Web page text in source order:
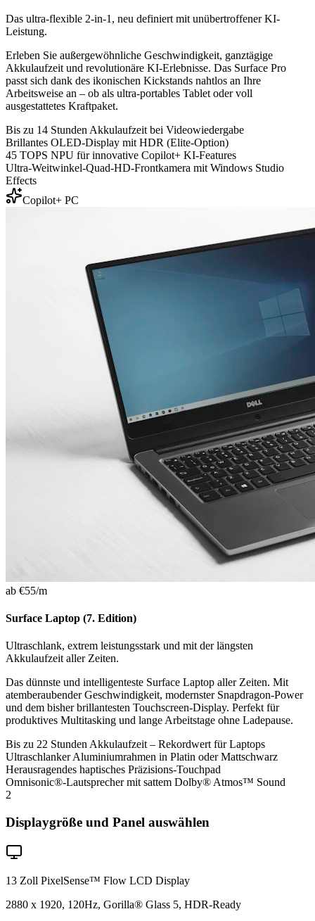
Das ultra-flexible 2-in-1, neu definiert mit unübertroffener KI-
Leistung.
Erleben Sie außergewöhnliche Geschwindigkeit, ganztägige
Akkulaufzeit und revolutionäre KI-Erlebnisse. Das Surface Pro
passt sich dank des ikonischen Kickstands nahtlos an Ihre
Arbeitsweise an – ob als ultra-portables Tablet oder voll
ausgestattetes Kraftpaket.
Bis zu 14 Stunden Akkulaufzeit bei Videowiedergabe
Brillantes OLED-Display mit HDR (Elite-Option)
45 TOPS NPU für innovative Copilot+ KI-Features
Ultra-Weitwinkel-Quad-HD-Frontkamera mit Windows Studio
Effects
Copilot+ PC
ab €55/m
Surface Laptop (7. Edition)
Ultraschlank, extrem leistungsstark und mit der längsten
Akkulaufzeit aller Zeiten.
Das dünnste und intelligenteste Surface Laptop aller Zeiten. Mit
atemberaubender Geschwindigkeit, modernster Snapdragon-Power
und dem bisher brillantesten Touchscreen-Display. Perfekt für
produktives Multitasking und lange Arbeitstage ohne Ladepause.
Bis zu 22 Stunden Akkulaufzeit – Rekordwert für Laptops
Ultraschlanker Aluminiumrahmen in Platin oder Mattschwarz
Herausragendes haptisches Präzisions-Touchpad
Omnisonic®-Lautsprecher mit sattem Dolby® Atmos™ Sound
2
Displaygröße und Panel auswählen
13 Zoll PixelSense™ Flow LCD Display
2880 x 1920, 120Hz, Gorilla® Glass 5, HDR-Ready